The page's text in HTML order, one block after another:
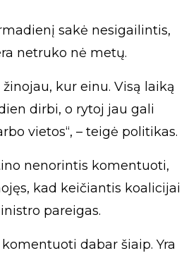
sakė nesigailintis,
netruko nė metų.
žinojau, kur einu. Visą laiką
dirbi, o rytoj jau gali
vietos“, – teigė politikas.
nenorintis komentuoti,
kad keičiantis koalicijai
pareigas.
dabar šiaip. Yra